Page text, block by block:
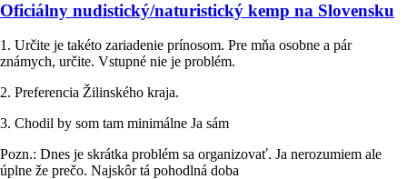
Oficiálny nudistický/naturistický kemp na Slovensku
1. Určite je takéto zariadenie prínosom. Pre mňa osobne a pár
známych, určite. Vstupné nie je problém.
2. Preferencia Žilinského kraja.
3. Chodil by som tam minimálne Ja sám
Pozn.: Dnes je skrátka problém sa organizovať. Ja nerozumiem ale
úplne že prečo. Najskôr tá pohodlná doba